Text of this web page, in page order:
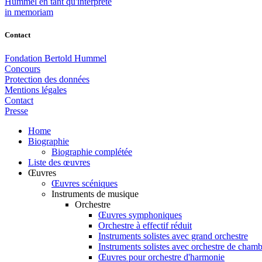
in memoriam
Contact
Fondation Bertold Hummel
Concours
Protection des données
Mentions légales
Contact
Presse
Home
Biographie
Biographie complétée
Liste des œuvres
Œuvres
Œuvres scéniques
Instruments de musique
Orchestre
Œuvres symphoniques
Orchestre à effectif réduit
Instruments solistes avec grand orchestre
Instruments solistes avec orchestre de
Œuvres pour orchestre d'harmonie